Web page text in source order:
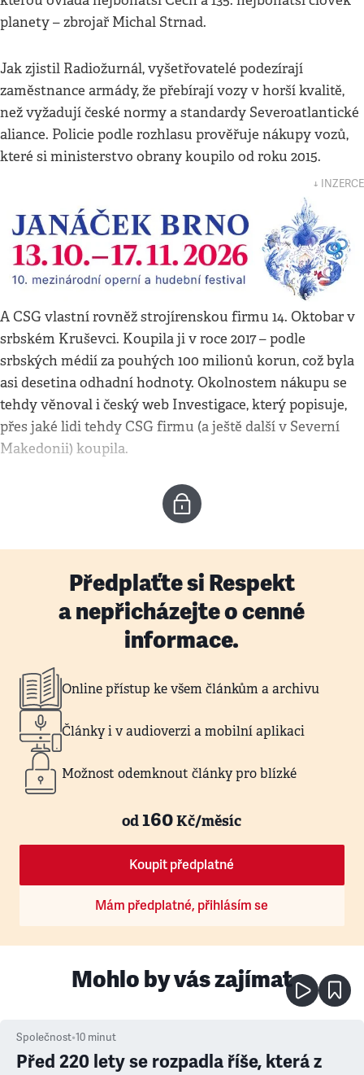
planety – zbrojař Michal Strnad.
Jak zjistil Radiožurnál, vyšetřovatelé podezírají
zaměstnance armády, že přebírají vozy v horší kvalitě,
než vyžadují české normy a standardy Severoatlantické
aliance. Policie podle rozhlasu prověřuje nákupy vozů,
které si ministerstvo obrany koupilo od roku 2015.
↓ INZERCE
A CSG vlastní rovněž strojírenskou firmu 14. Oktobar v
srbském Kruševci. Koupila ji v roce 2017 – podle
srbských médií za pouhých 100 milionů korun, což byla
asi desetina odhadní hodnoty. Okolnostem nákupu se
tehdy věnoval i český web Investigace, který popisuje,
přes jaké lidi tehdy CSG firmu (a ještě další v Severní
Makedonii) koupila.
Předplaťte si Respekt
a nepřicházejte o cenné
informace.
Online přístup ke všem článkům a archivu
Články i v audioverzi a mobilní aplikaci
Možnost odemknout články pro blízké
od160Kč/měsíc
Koupit předplatné
Mám předplatné, přihlásím se
Mohlo by vás zajímat
Společnost•10 minut
Před 220 lety se rozpadla říše, která z